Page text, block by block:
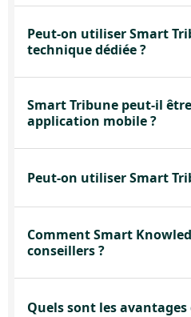
Peut-on utiliser Smart
technique dédiée ?
Smart Tribune peut-il
application mobile ?
Peut-on utiliser Smart
Comment Smart
conseillers ?
Quels sont les avantages